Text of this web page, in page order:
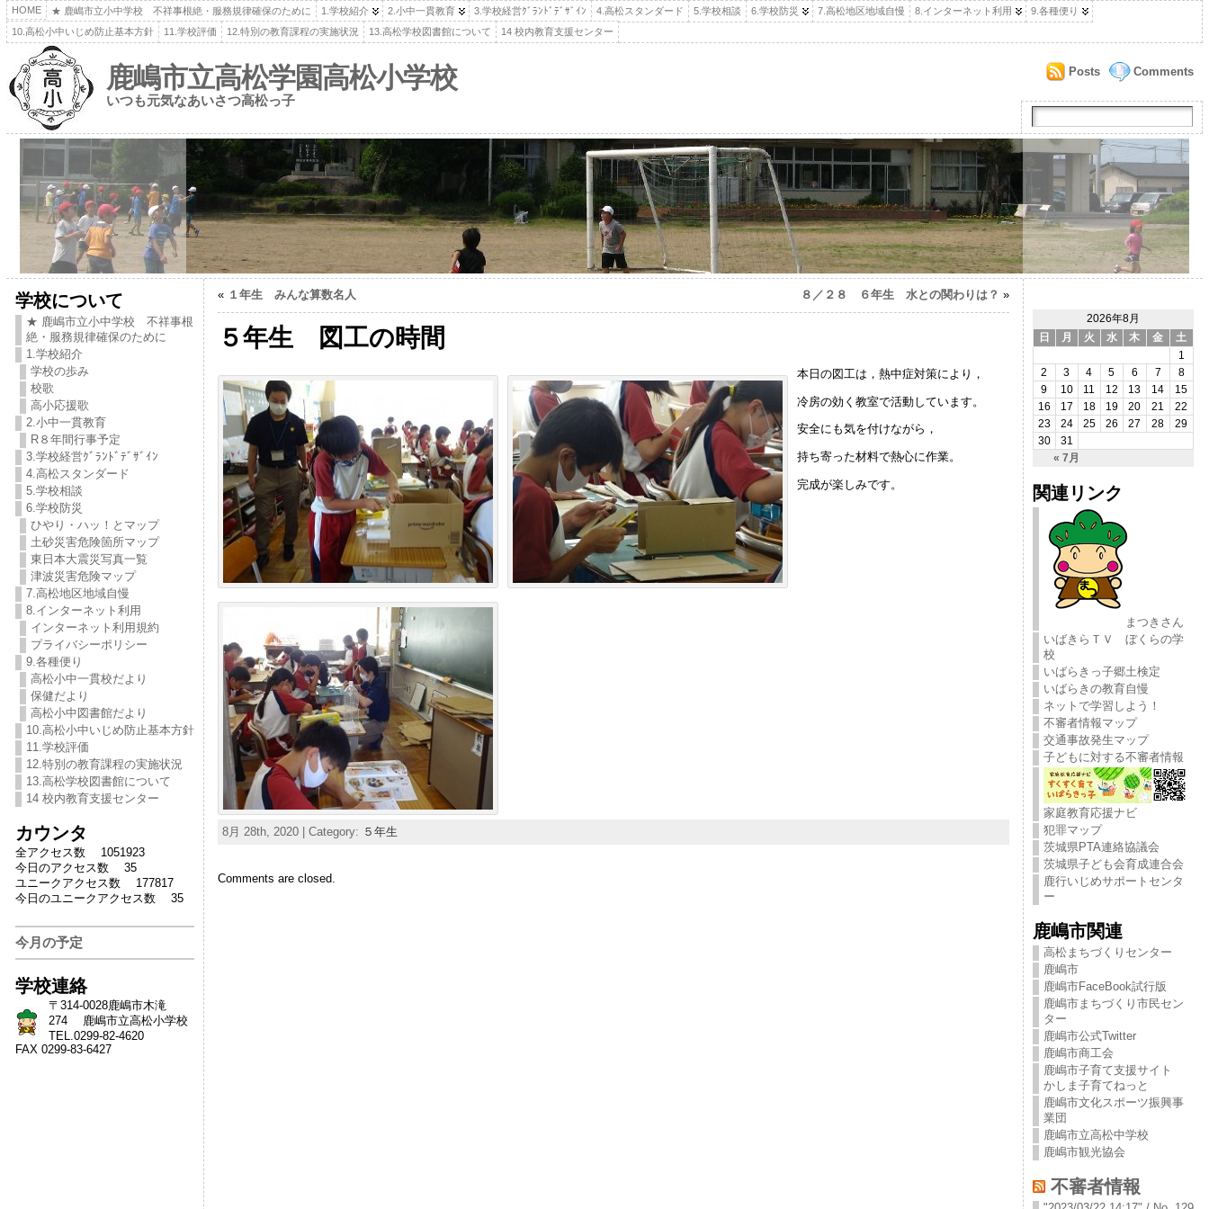
HOME ★ 鹿嶋市立小中学校 不祥事根絶・服務規律確保のために 1.学校紹介 2.小中一貫教育 3.学校経営ｸﾞﾗﾝﾄﾞﾃﾞｻﾞｲﾝ 4.高松スタンダード 5.学校相談 6.学校防災 7.高松地区地域自慢 8.インターネット利用
9.各種便り
10.高松小中いじめ防止基本方針
11.学校評価 12.特別の教育課程の実施状況 13.高松学校図書館について 14 校内教育支援センター
鹿嶋市立高松学園高松小学校
いつも元気なあいさつ高松っ子
Comments
Posts
学校について
★ 鹿嶋市立小中学校 不祥事根
絶・服務規律確保のために
1.学校紹介
学校の歩み
校歌
高小応援歌
2.小中一貫教育
R８年間行事予定
3.学校経営ｸﾞﾗﾝﾄﾞﾃﾞｻﾞｲﾝ
4.高松スタンダード
5.学校相談
6.学校防災
ひやり・ハッ！とマップ
土砂災害危険箇所マップ
東日本大震災写真一覧
津波災害危険マップ
7.高松地区地域自慢
8.インターネット利用
インターネット利用規約
プライバシーポリシー
9.各種便り
高松小中一貫校だより
保健だより
高松小中図書館だより
10.高松小中いじめ防止基本方針
11.学校評価
12.特別の教育課程の実施状況
13.高松学校図書館について
14 校内教育支援センター
カウンタ
全アクセス数 1051923
今日のアクセス数 35
ユニークアクセス数 177817
今日のユニークアクセス数 35
今月の予定
学校連絡
〒314-0028鹿嶋市木滝
274 鹿嶋市立高松小学校
TEL.0299-82-4620
FAX 0299-83-6427
« １年生 みんな算数名人 ８／２８ ６年生 水との関わりは？ »
５年生 図工の時間
本日の図工は，熱中症対策により，
冷房の効く教室で活動しています。
安全にも気を付けながら，
持ち寄った材料で熱心に作業。
完成が楽しみです。
8月 28th, 2020 | Category: ５年生
Comments are closed.
2026年8月
日
月 火 水 木 金 土
« 7月
1
2
3 4 5 6 7
8
9
10 11 12 13 14
15
16
17 18 19 20 21
22
23
24 25 26 27 28
29
30
31
関連リンク
まつきさん
いばきらＴＶ ぼくらの学
校
いばらきっ子郷土検定
いばらきの教育自慢
ネットで学習しよう！
不審者情報マップ
交通事故発生マップ
子どもに対する不審者情報
家庭教育応援ナビ
犯罪マップ
茨城県PTA連絡協議会
茨城県子ども会育成連合会
鹿行いじめサポートセンタ
ー
鹿嶋市関連
高松まちづくりセンター
鹿嶋市
鹿嶋市FaceBook試行版
鹿嶋市まちづくり市民セン
ター
鹿嶋市公式Twitter
鹿嶋市商工会
鹿嶋市子育て支援サイト
かしま子育てねっと
鹿嶋市文化スポーツ振興事
業団
鹿嶋市立高松中学校
鹿嶋市観光協会
不審者情報